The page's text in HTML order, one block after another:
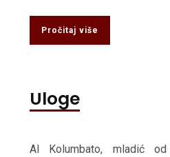
Pročitaj više
Uloge
Al Kolumbato, mladić